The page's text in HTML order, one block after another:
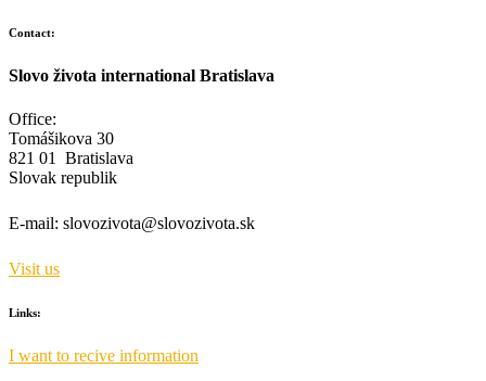
Contact:
Slovo života international Bratislava
Office:
Tomášikova 30
821 01 Bratislava
Slovak republik
E-mail: slovozivota@slovozivota.sk
Visit us
Links:
I want to recive information